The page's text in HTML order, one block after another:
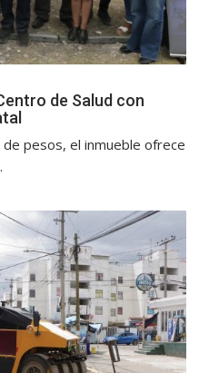
de Salud con
pesos, el inmueble ofrece